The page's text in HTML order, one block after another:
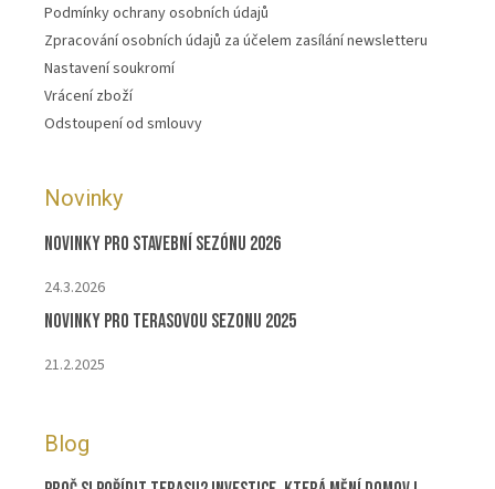
Podmínky ochrany osobních údajů
Zpracování osobních údajů za účelem zasílání newsletteru
Nastavení soukromí
Vrácení zboží
Odstoupení od smlouvy
Novinky
Novinky pro stavební sezónu 2026
24.3.2026
Novinky pro terasovou sezonu 2025
21.2.2025
Blog